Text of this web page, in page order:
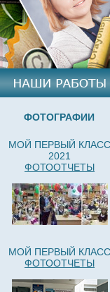
ФОТОГРАФИИ
МОЙ ПЕРВЫЙ КЛАСС
2021
ФОТООТЧЕТЫ
МОЙ ПЕРВЫЙ КЛАСС
ФОТООТЧЕТЫ